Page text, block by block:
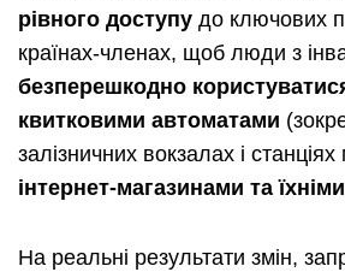
рівного доступу до ключових
країнах-членах, щоб люди з
безперешкодно
квитковими автоматами
залізничних вокзалах і
інтернет-магазинами та
На реальні результати змін,